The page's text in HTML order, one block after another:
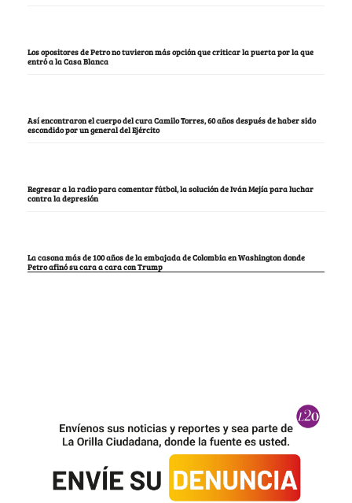
Los opositores de Petro no tuvieron más opción que criticar la puerta por la que
entró a la Casa Blanca
Así encontraron el cuerpo del cura Camilo Torres, 60 años después de haber sido
escondido por un general del Ejército
Regresar a la radio para comentar fútbol, la solución de Iván Mejía para luchar
contra la depresión
La casona más de 100 años de la embajada de Colombia en Washington donde
Petro afinó su cara a cara con Trump